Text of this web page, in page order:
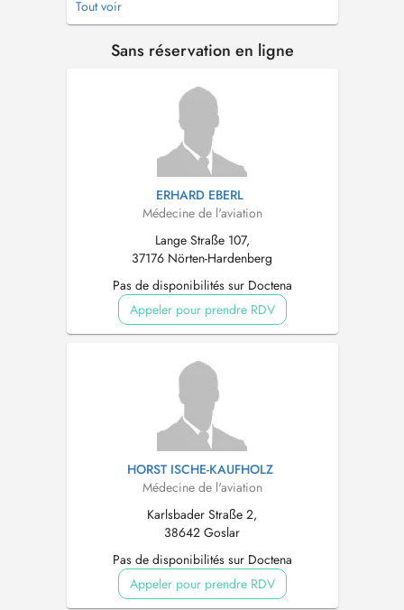
Privatpiloten, aber auch Flugbegleiter/innen
hier ihr Tauglichkeitszeugnis erhalten...
Tout voir
Sans réservation en ligne
ERHARD EBERL
Médecine de l'aviation
Lange Straße 107,
37176 Nörten-Hardenberg
Pas de disponibilités sur Doctena
Appeler pour prendre RDV
HORST ISCHE-KAUFHOLZ
Médecine de l'aviation
Karlsbader Straße 2,
38642 Goslar
Pas de disponibilités sur Doctena
Appeler pour prendre RDV